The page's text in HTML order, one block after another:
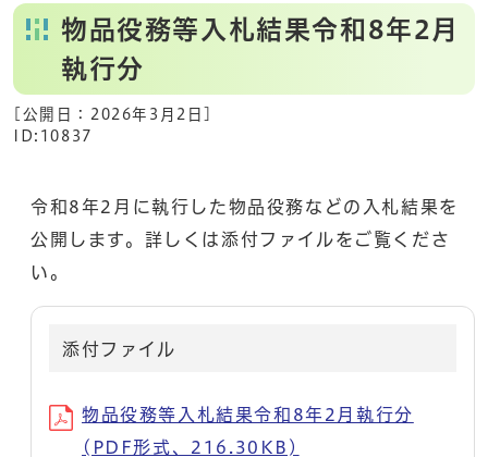
物品役務等入札結果令和8年2月
執行分
[公開日： 2026年3月2日
ID:10837
令和8年2月に執行した物品役務などの入札結果を
公開します。詳しくは添付ファイルをご覧くださ
い。
添付ファイル
物品役務等入札結果令和8年2月執行分
(PDF形式、216.30KB)